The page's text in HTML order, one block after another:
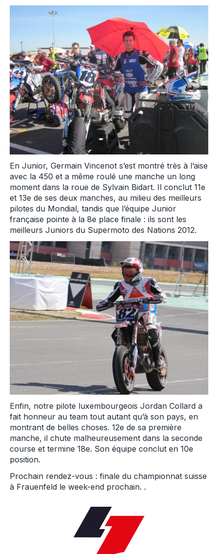
En Junior, Germain Vincenot s’est montré très à l’aise
avec la 450 et a même roulé une manche un long
moment dans la roue de Sylvain Bidart. Il conclut 11e
et 13e de ses deux manches, au milieu des meilleurs
pilotes du Mondial, tandis que l’équipe Junior
française pointe à la 8e place finale : ils sont les
meilleurs Juniors du Supermoto des Nations 2012.
Enfin, notre pilote luxembourgeois Jordan Collard a
fait honneur au team tout autant qu’à son pays, en
montrant de belles choses. 12e de sa première
manche, il chute malheureusement dans la seconde
course et termine 18e. Son équipe conclut en 10e
position.
Prochain rendez-vous : finale du championnat suisse
à Frauenfeld le week-end prochain. .